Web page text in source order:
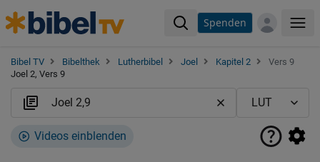
Spenden
Bibel TV Bibelthek Lutherbibel Joel Kapitel 2
Vers 9
Joel 2, Vers 9
Videos einblenden